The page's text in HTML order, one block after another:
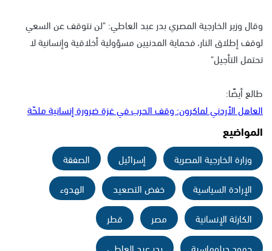
وقال وزير الخارجية المصري بدر عبد العاطي: "لن نتوقف عن السعي
لوقف إطلاق النار، فحماية المدنيين مسؤولية أخلاقية وإنسانية لا
تحتمل التأجيل"
طالع أيضًا:
العاهل الأردني لماكرون: وقف الحرب في غزة ضرورة إنسانية ملحّة
المواضيع
وزارة الخارجية المصرية إسرائيل
الصفقة
الإرادة السياسية
خفض التصعيد
الهدوء
الكارثة الإنسانية
مصر
قطر